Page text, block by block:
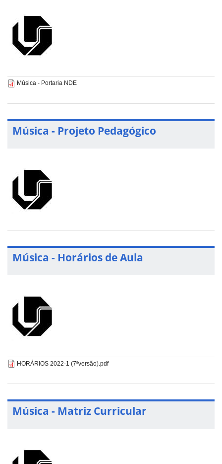
Música - Portaria NDE
Música - Projeto Pedagógico
Música - Horários de Aula
HORÁRIOS 2022-1 (7ªversão).pdf
Música - Matriz Curricular